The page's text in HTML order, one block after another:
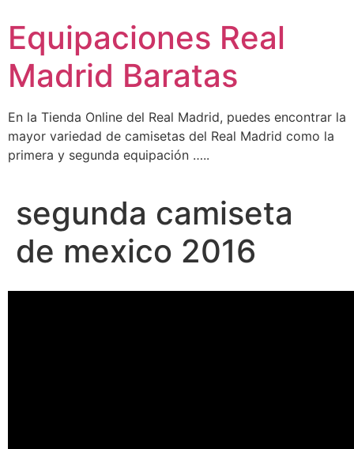
contenido
Equipaciones Real
Madrid Baratas
En la Tienda Online del Real Madrid, puedes encontrar la
mayor variedad de camisetas del Real Madrid como la
primera y segunda equipación …..
segunda camiseta
de mexico 2016